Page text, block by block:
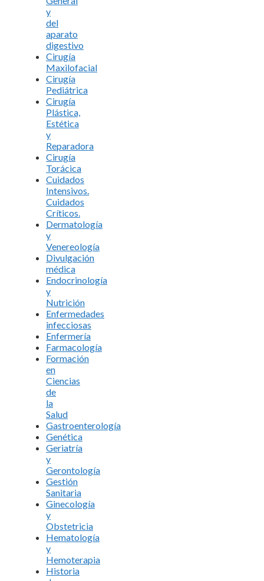
y
del
aparato
digestivo
Cirugía
Maxilofacial
Cirugía
Pediátrica
Cirugía
Plástica,
Estética
y
Reparadora
Cirugía
Torácica
Cuidados
Intensivos.
Cuidados
Críticos.
Dermatología
y
Venereología
Divulgación
médica
Endocrinología
y
Nutrición
Enfermedades
infecciosas
Enfermería
Farmacología
Formación
en
Ciencias
de
la
Salud
Gastroenterología
Genética
Geriatría
y
Gerontología
Gestión
Sanitaria
Ginecología
y
Obstetricia
Hematología
y
Hemoterapia
Historia